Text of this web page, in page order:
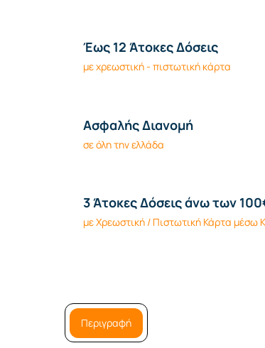
Έως 12 Άτοκες Δόσεις
με χρεωστική - πιστωτική κάρτα
Ασφαλής Διανομή
σε όλη την ελλάδα
3 Άτοκες Δόσεις άνω των
με Χρεωστική / Πιστωτική Κάρτα μέσω
Περιγραφή